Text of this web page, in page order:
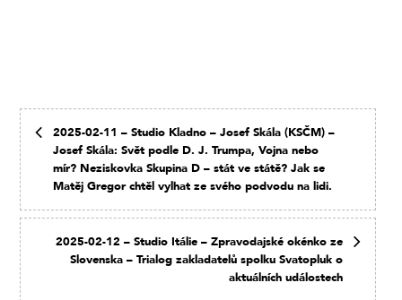
2025-02-11 – Studio Kladno – Josef Skála (KSČM) –
Josef Skála: Svět podle D. J. Trumpa, Vojna nebo
mír? Neziskovka Skupina D – stát ve státě? Jak se
Matěj Gregor chtěl vylhat ze svého podvodu na lidi.
2025-02-12 – Studio Itálie – Zpravodajské okénko ze
Slovenska – Trialog zakladatelů spolku Svatopluk o
aktuálních událostech